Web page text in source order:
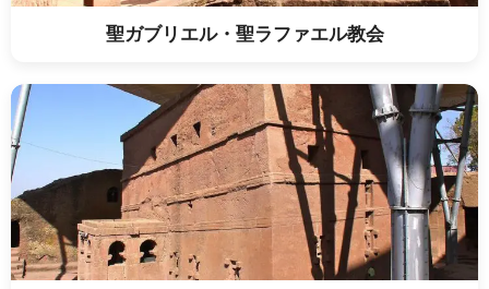
聖ガブリエル・聖ラファエル教会